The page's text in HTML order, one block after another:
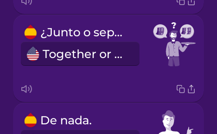
¿Junto o separado?
Together or separate?
De nada.